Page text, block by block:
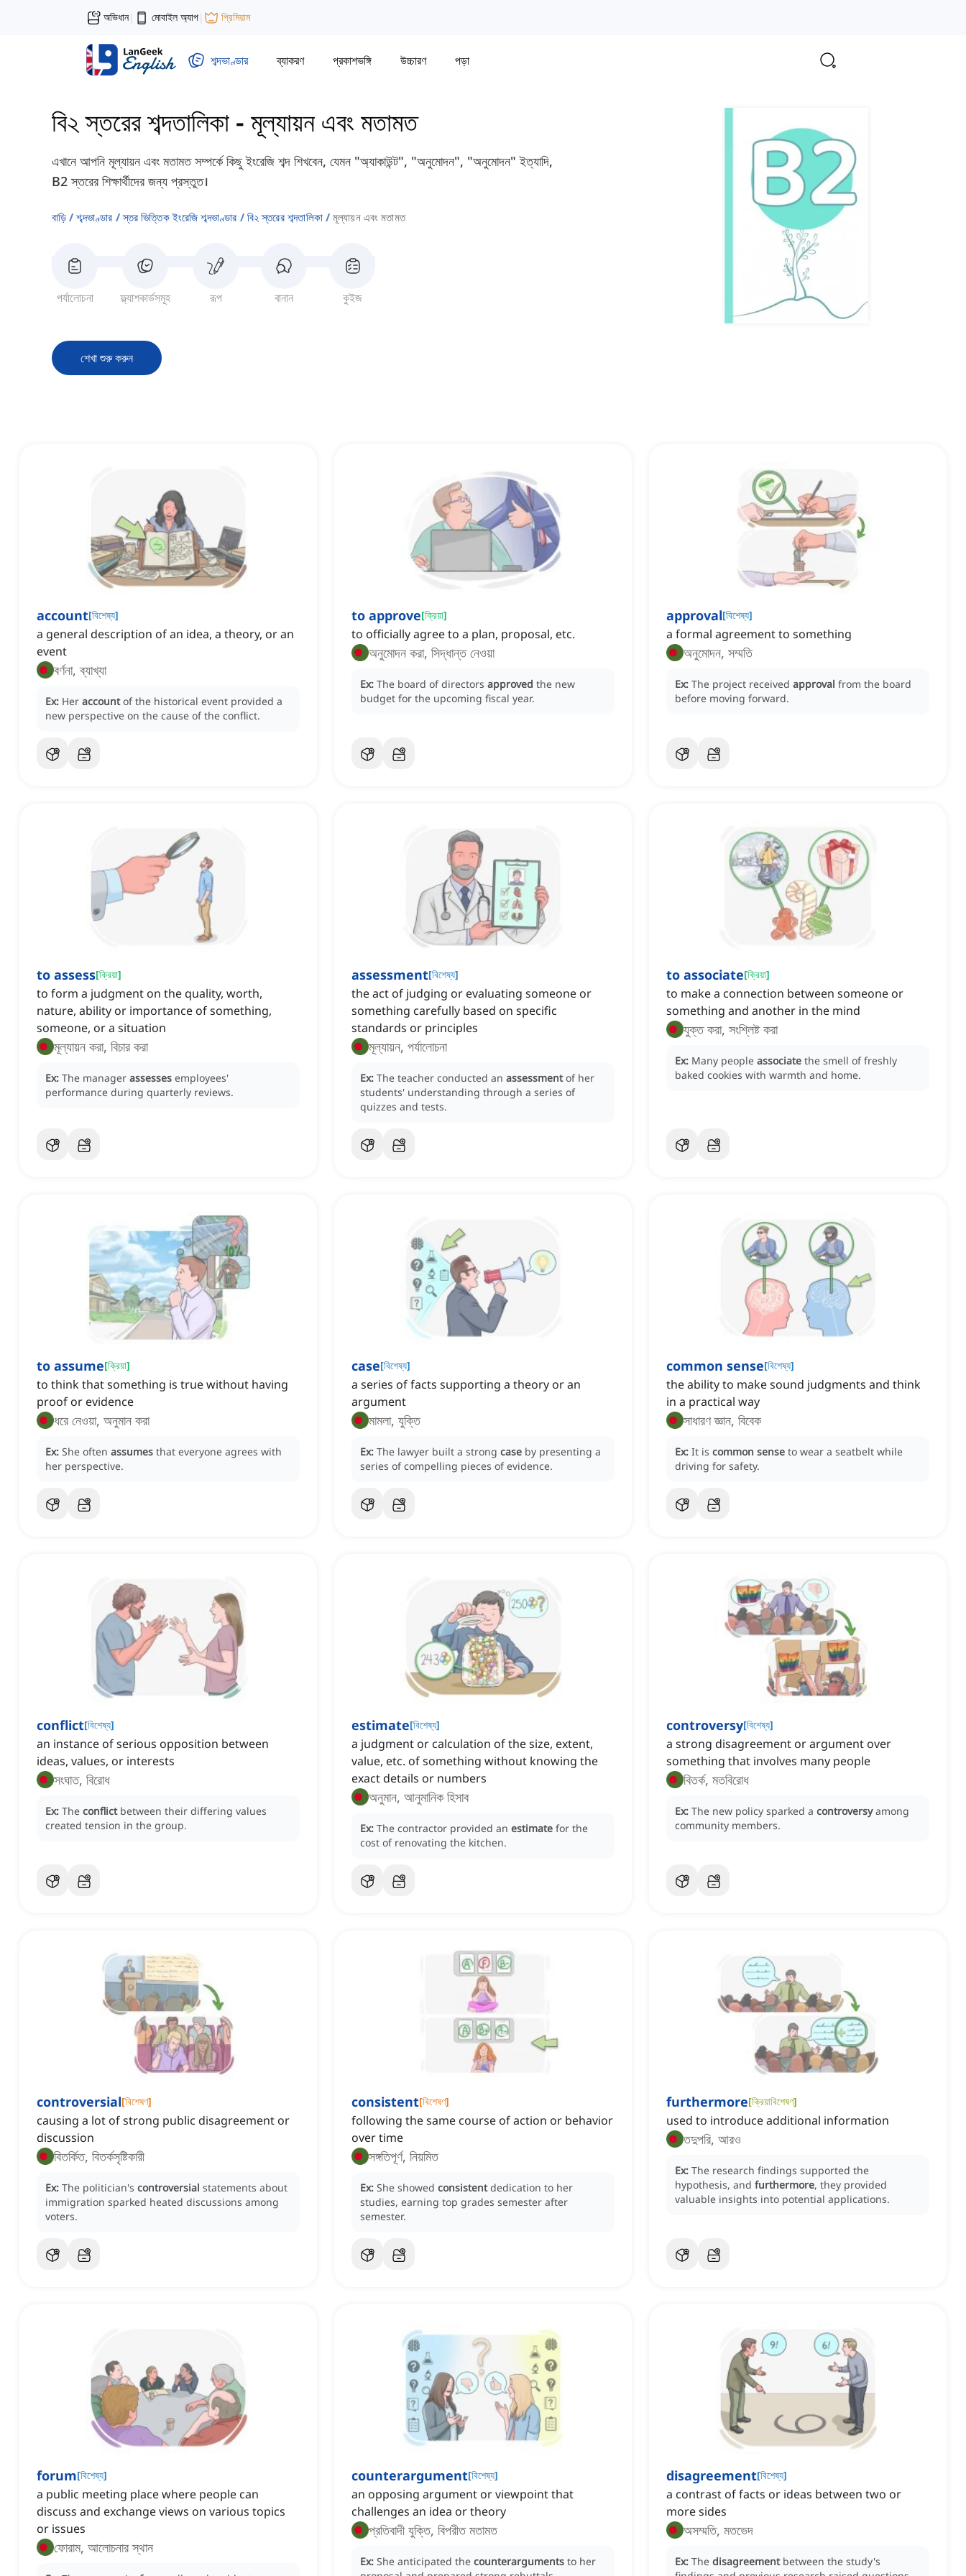
অভিধান| মোবাইল অ্যাপ| প্রিমিয়াম
শব্দভাণ্ডার ব্যাকরণ প্রকাশভঙ্গি উচ্চারণ পড়া
বি২ স্তরের শব্দতালিকা - মূল্যায়ন এবং মতামত
এখানে আপনি মূল্যায়ন এবং মতামত সম্পর্কে কিছু ইংরেজি শব্দ শিখবেন, যেমন "অ্যাকাউন্ট", "অনুমোদন", "অনুমোদন" ইত্যাদি,
B2 স্তরের শিক্ষার্থীদের জন্য প্রস্তুত।
বাড়ি শব্দভাণ্ডার স্তর ভিত্তিক ইংরেজি শব্দভাণ্ডার বি২ স্তরের শব্দতালিকা মূল্যায়ন এবং মতামত
পর্যালোচনা ফ্ল্যাশকার্ডসমূহ রূপ বানান কুইজ
শেখা শুরু করুন
account[বিশেষ্য]
a general description of an idea, a theory, or an
event
বর্ণনা, ব্যাখ্যা
Ex: Her account of the historical event provided a
new perspective on the cause of the conflict.
to approve[ক্রিয়া]
to officially agree to a plan, proposal, etc.
অনুমোদন করা, সিদ্ধান্ত নেওয়া
Ex: The board of directors approved the new
budget for the upcoming fiscal year.
approval[বিশেষ্য]
a formal agreement to something
অনুমোদন, সম্মতি
Ex: The project received approval from the board
before moving forward.
to assess[ক্রিয়া]
to form a judgment on the quality, worth,
nature, ability or importance of something,
someone, or a situation
মূল্যায়ন করা, বিচার করা
Ex: The manager assesses employees'
performance during quarterly reviews.
assessment[বিশেষ্য]
the act of judging or evaluating someone or
something carefully based on specific
standards or principles
মূল্যায়ন, পর্যালোচনা
Ex: The teacher conducted an assessment of her
students' understanding through a series of
quizzes and tests.
to associate[ক্রিয়া]
to make a connection between someone or
something and another in the mind
যুক্ত করা, সংশ্লিষ্ট করা
Ex: Many people associate the smell of freshly
baked cookies with warmth and home.
to assume[ক্রিয়া]
to think that something is true without having
proof or evidence
ধরে নেওয়া, অনুমান করা
Ex: She often assumes that everyone agrees with
her perspective.
case[বিশেষ্য]
a series of facts supporting a theory or an
argument
মামলা, যুক্তি
Ex: The lawyer built a strong case by presenting a
series of compelling pieces of evidence.
common sense[বিশেষ্য]
the ability to make sound judgments and think
in a practical way
সাধারণ জ্ঞান, বিবেক
Ex: It is common sense to wear a seatbelt while
driving for safety.
conflict[বিশেষ্য]
an instance of serious opposition between
ideas, values, or interests
সংঘাত, বিরোধ
Ex: The conflict between their differing values
created tension in the group.
estimate[বিশেষ্য]
a judgment or calculation of the size, extent,
value, etc. of something without knowing the
exact details or numbers
অনুমান, আনুমানিক হিসাব
Ex: The contractor provided an estimate for the
cost of renovating the kitchen.
controversy[বিশেষ্য]
a strong disagreement or argument over
something that involves many people
বিতর্ক, মতবিরোধ
Ex: The new policy sparked a controversy among
community members.
controversial[বিশেষণ]
causing a lot of strong public disagreement or
discussion
বিতর্কিত, বিতর্কসৃষ্টিকারী
Ex: The politician's controversial statements about
immigration sparked heated discussions among
voters.
consistent[বিশেষণ]
following the same course of action or behavior
over time
সঙ্গতিপূর্ণ, নিয়মিত
Ex: She showed consistent dedication to her
studies, earning top grades semester after
semester.
furthermore[ক্রিয়াবিশেষণ]
used to introduce additional information
তদুপরি, আরও
Ex: The research findings supported the
hypothesis, and furthermore, they provided
valuable insights into potential applications.
forum[বিশেষ্য]
a public meeting place where people can
discuss and exchange views on various topics
or issues
ফোরাম, আলোচনার স্থান
counterargument[বিশেষ্য]
an opposing argument or viewpoint that
challenges an idea or theory
প্রতিবাদী যুক্তি, বিপরীত মতামত
Ex: She anticipated the counterarguments to her
disagreement[বিশেষ্য]
a contrast of facts or ideas between two or
more sides
অসম্মতি, মতভেদ
Ex: The disagreement between the study's